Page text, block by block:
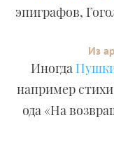
эпиграфов,
Из
Иногда
например
ода «На